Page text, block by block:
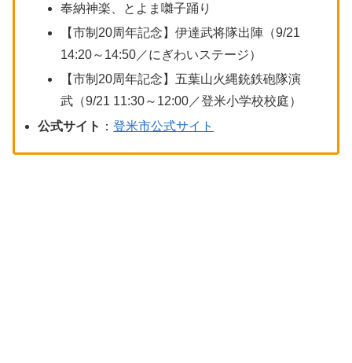
奉納神楽、とよま囃子踊り
【市制20周年記念】伊達武将隊出陣（9/21
14:20～14:50／にぎわいステージ）
【市制20周年記念】五葉山火縄銃鉄砲隊演
武（9/21 11:30～12:00／登米小学校校庭）
公式サイト ：登米市公式サイト